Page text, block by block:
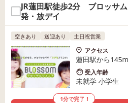
JR蓮田駅徒歩2分 ブロッサ
発・放デイ
空きあり 送迎あり 土日祝営業
アクセス
蓮田駅から
受入年齢
未就学 小学生
1分で完了！